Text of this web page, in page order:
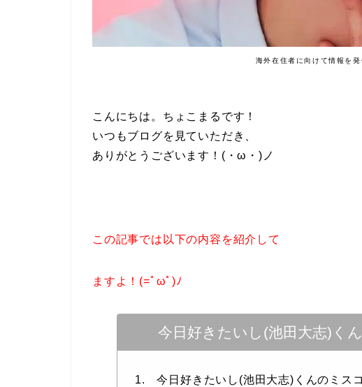
海外在住者に向けて情報を発
こんにちは。ちょこまるです！
いつもブログを見ていただき、
ありがとうございます！(・ω・)ノ
この記事では以下の内容を紹介して
ますよ！(=ﾟωﾟ)ﾉ
今日好きたいし(池田大志)く
1. 今日好きたいし(池田大志)くんのミス